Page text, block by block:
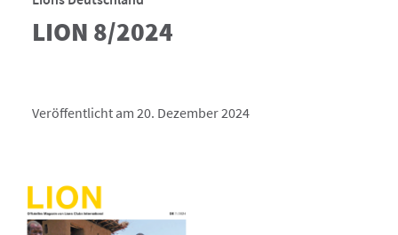
LION 8/2024
Veröffentlicht am 20. Dezember 2024